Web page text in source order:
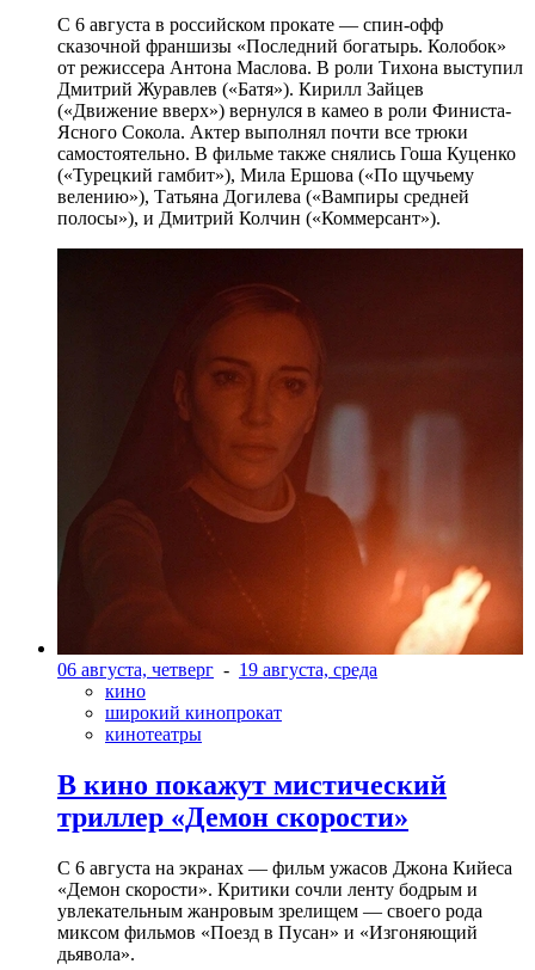
С 6 августа в российском прокате — спин-офф
сказочной франшизы «Последний богатырь. Колобок»
от режиссера Антона Маслова. В роли Тихона выступил
Дмитрий Журавлев («Батя»). Кирилл Зайцев
(«Движение вверх») вернулся в камео в роли Финиста-
Ясного Сокола. Актер выполнял почти все трюки
самостоятельно. В фильме также снялись Гоша Куценко
(«Турецкий гамбит»), Мила Ершова («По щучьему
велению»), Татьяна Догилева («Вампиры средней
полосы»), и Дмитрий Колчин («Коммерсант»).
06 августа, четверг - 19 августа, среда
кино
широкий кинопрокат
кинотеатры
В кино покажут мистический
триллер «Демон скорости»
С 6 августа на экранах — фильм ужасов Джона Кийеса
«Демон скорости». Критики сочли ленту бодрым и
увлекательным жанровым зрелищeм — своего рода
миксом фильмов «Поезд в Пусан» и «Изгоняющий
дьявола».